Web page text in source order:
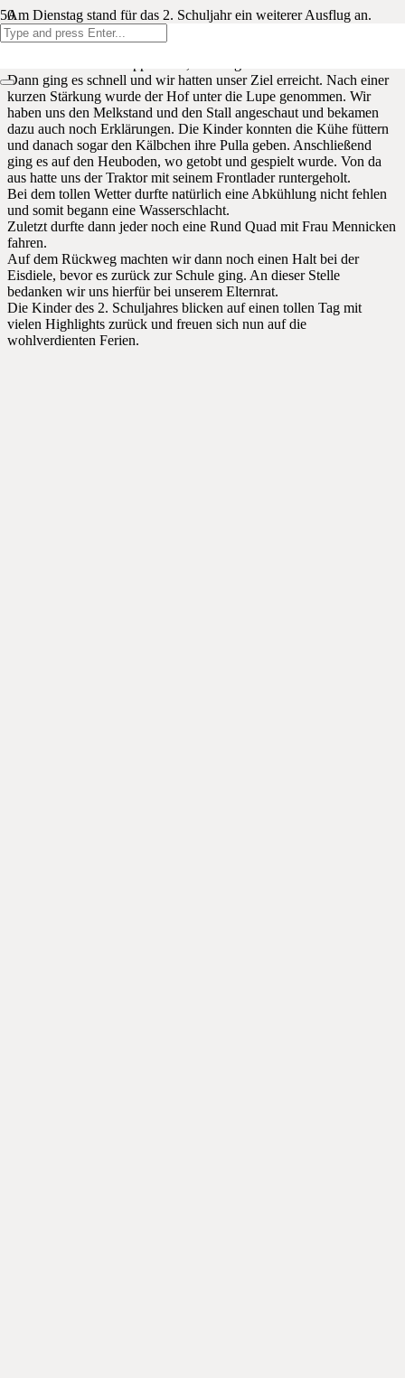
Am Dienstag stand für das 2. Schuljahr ein weiterer Ausflug an.
Morgens machten wir uns los zu einem nahliegenden Bauernhof,
um dort den Tag zu verbringen.
Dann ging es schnell und wir hatten unser Ziel erreicht. Nach einer
kurzen Stärkung wurde der Hof unter die Lupe genommen. Wir
haben uns den Melkstand und den Stall angeschaut und bekamen
dazu auch noch Erklärungen. Die Kinder konnten die Kühe füttern
und danach sogar den Kälbchen ihre Pulla geben. Anschließend
ging es auf den Heuboden, wo getobt und gespielt wurde. Von da
aus hatte uns der Traktor mit seinem Frontlader runtergeholt.
Bei dem tollen Wetter durfte natürlich eine Abkühlung nicht fehlen
und somit begann eine Wasserschlacht.
Zuletzt durfte dann jeder noch eine Rund Quad mit Frau Mennicken
fahren.
Auf dem Rückweg machten wir dann noch einen Halt bei der
Eisdiele, bevor es zurück zur Schule ging. An dieser Stelle
bedanken wir uns hierfür bei unserem Elternrat.
Die Kinder des 2. Schuljahres blicken auf einen tollen Tag mit
vielen Highlights zurück und freuen sich nun auf die
wohlverdienten Ferien.